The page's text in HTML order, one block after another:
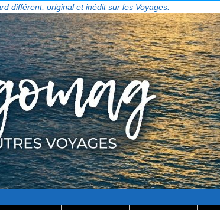
différent, original et inédit sur les Voyages.